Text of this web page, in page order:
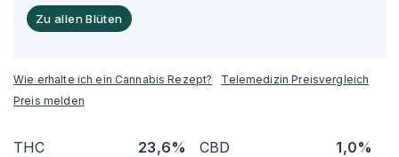
Zu allen Blüten
Wie erhalte ich ein Cannabis Rezept?
Telemedizin Preisvergleich
Preis melden
THC 23,6% CBD 1,0%